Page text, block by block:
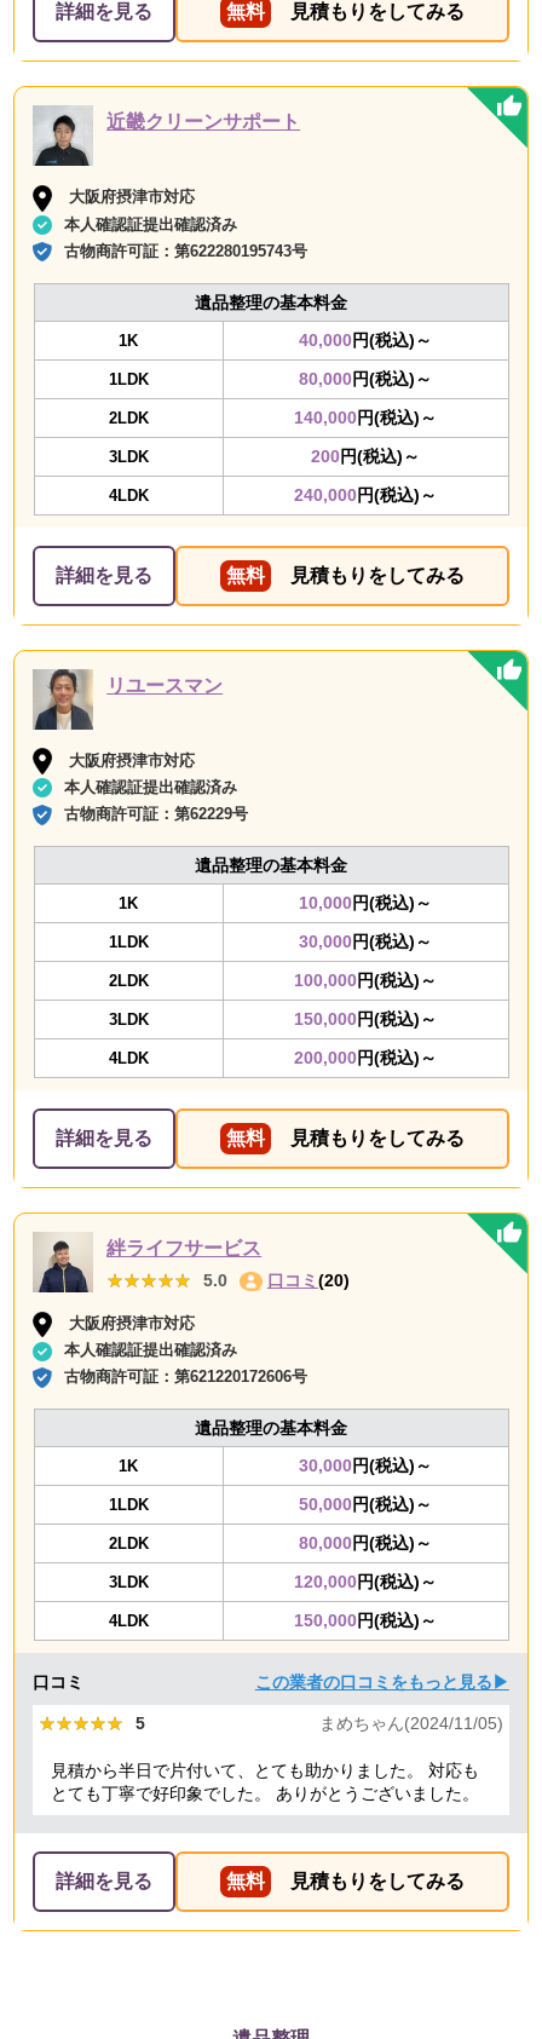
詳細を見る 無料 見積もりをしてみる
近畿クリーンサポート
大阪府摂津市対応
本人確認証提出確認済み
古物商許可証：第622280195743号
遺品整理の基本料金
1K 40,000円(税込)～
1LDK 80,000円(税込)～
2LDK 140,000円(税込)～
3LDK 200円(税込)～
4LDK 240,000円(税込)～
詳細を見る 無料 見積もりをしてみる
リユースマン
大阪府摂津市対応
本人確認証提出確認済み
古物商許可証：第62229号
遺品整理の基本料金
1K 10,000円(税込)～
1LDK 30,000円(税込)～
2LDK 100,000円(税込)～
3LDK 150,000円(税込)～
4LDK 200,000円(税込)～
詳細を見る 無料 見積もりをしてみる
絆ライフサービス
★★★★★
★★★★★ 5.0 口コミ (20)
大阪府摂津市対応
本人確認証提出確認済み
古物商許可証：第621220172606号
遺品整理の基本料金
1K 30,000円(税込)～
1LDK 50,000円(税込)～
2LDK 80,000円(税込)～
3LDK 120,000円(税込)～
4LDK 150,000円(税込)～
口コミ この業者の口コミをもっと見る▶
★★★★★
★★★★★ 5 まめちゃん(2024/11/05)
見積から半日で片付いて、とても助かりました。 対応も
とても丁寧で好印象でした。 ありがとうございました。
詳細を見る 無料 見積もりをしてみる